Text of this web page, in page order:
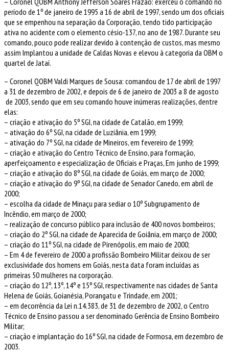
período de 1º de janeiro de 1995 a 16 de abril de 1997, sendo um dos oficiais
que se empenhou na separação da Corporação, tendo tido participação
ativa no acidente com o elemento césio-137, no ano de 1987. Durante seu
comando, pouco pode realizar devido à contenção de custos, mas mesmo
assim Implantou a unidade de Caldas Novas e elevou à categoria da OBM o
quartel de Jataí.
– Coronel QOBM Valdi Marques de Sousa: comandou de 17 de abril de 1997
a 31 de dezembro de 2002, e depois de 6 de janeiro de 2003 a 8 de agosto
de 2003, sendo que em seu comando houve inúmeras realizações, dentre
elas:
– criação e ativação do 5º SGI, na cidade de Catalão, em 1999;
– ativação do 6º SGI, na cidade de Luziânia, em 1999;
– ativação do 7º SGI, na cidade de Mineiros, em fevereiro de 1999;
– criação e ativação do Centro Técnico de Ensino, para formação,
aperfeiçoamento e especialização de Oficiais e Praças, Em junho de 1999;
– criação e ativação do 8º SGI, na cidade de Goiás, em março de 2000;
– criação e ativação do 9º SGI, na cidade de Senador Canedo, em abril de
2000;
– escolha da cidade de Minaçu para sediar o 10º Subgrupamento de
Incêndio, em março de 2000;
– realização de concurso público para inclusão de 400 novos bombeiros;
– criação do 2º SGI, na cidade de Aparecida de Goiânia, em março de 2000;
– criação do 11º SGI, na cidade de Pirenópolis, em maio de 2000;
– Em 4 de fevereiro de 2000 a profissão Bombeiro Militar deixou de ser
exclusividade dos homens em Goiás, nesta data foram incluídas as
primeiras 50 mulheres na corporação.
– criação do 12º, 13º, 14º e 15º SGI, respectivamente nas cidades de Santa
Helena de Goiás, Goianésia, Porangatu e Trindade, em 2001;
– em decorrência da Lei n.14.383, de 31 de dezembro de 2002, o Centro
Técnico de Ensino passou a ser denominado Gerência de Ensino Bombeiro
Militar;
– criação e implantação do 16º SGI, na cidade de Formosa, em dezembro de
2003.